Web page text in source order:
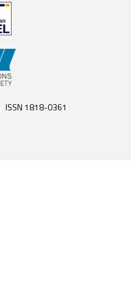
ISSN 1818-0361